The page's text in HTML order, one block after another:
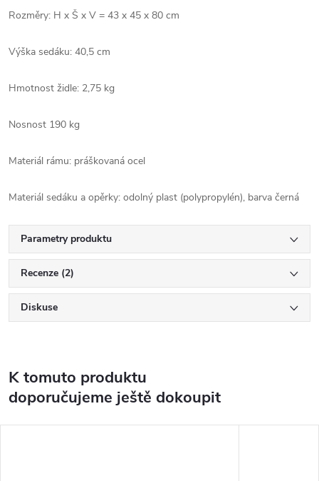
Rozměry: H x Š x V = 43 x 45 x 80 cm
Výška sedáku: 40,5 cm
Hmotnost židle: 2,75 kg
Nosnost 190 kg
Materiál rámu: práškovaná ocel
Materiál sedáku a opěrky: odolný plast (polypropylén), barva černá
Parametry produktu
Recenze (2)
Diskuse
K tomuto produktu
doporučujeme ještě dokoupit